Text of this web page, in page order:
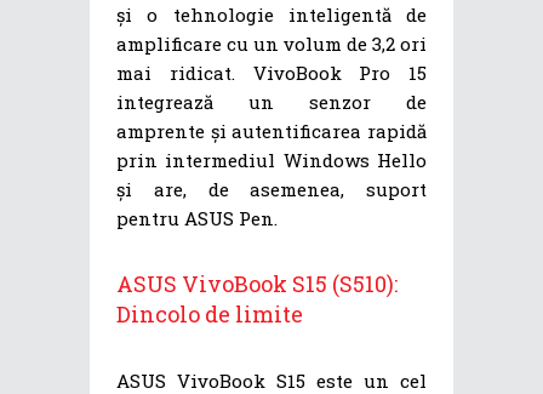
și o tehnologie inteligentă de
amplificare cu un volum de 3,2 ori
mai ridicat. VivoBook Pro 15
integrează un senzor de
amprente și autentificarea rapidă
prin intermediul Windows Hello
și are, de asemenea, suport
pentru ASUS Pen.
ASUS VivoBook S15 (S510):
Dincolo de limite
ASUS VivoBook S15 este un cel